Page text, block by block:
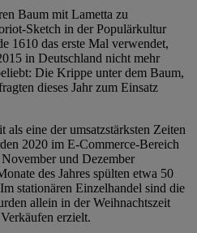
Baum mit Lametta zu
Sketch in der Populärkultur
1610 das erste Mal verwendet,
in Deutschland nicht mehr
Die Krippe unter dem Baum,
dieses Jahr zum Einsatz
eine der umsatzstärksten Zeiten
2020 im E-Commerce-Bereich
und Dezember
des Jahres spülten etwa 50
stationären Einzelhandel sind die
allein in der Weihnachtszeit
erzielt.